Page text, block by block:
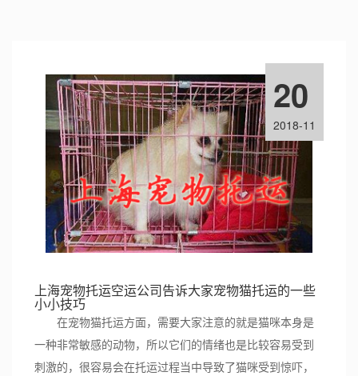
上海宠物托运空运公司告诉大家宠物猫托运的一些
小小技巧
在宠物猫托运方面，需要大家注意的就是猫咪本身是
一种非常敏感的动物，所以它们的情绪也是比较容易受到
刺激的，很容易会在托运过程当中导致了猫咪受到惊吓，
20
2018-11